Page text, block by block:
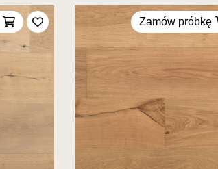
Dodaj do ulubionych
Zamów próbkę